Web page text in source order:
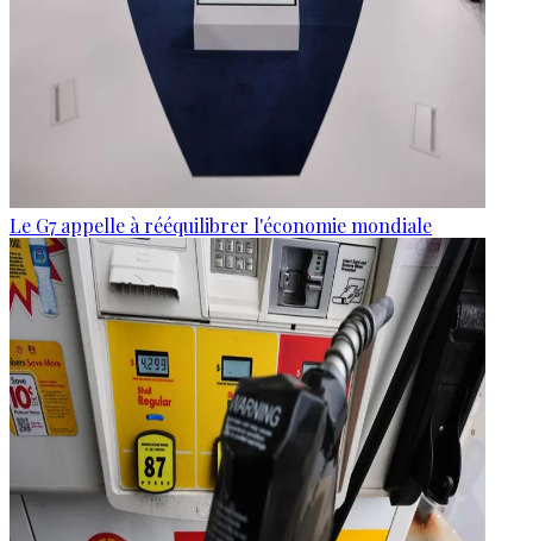
Le G7 appelle à rééquilibrer l'économie mondiale